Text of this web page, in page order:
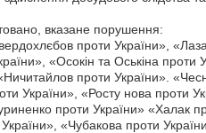
вказане порушення:
проти України»,
«Осокін та Оськіна проти
проти України».
України», «Росту нова проти
проти України» «Халак
«Чубакова проти